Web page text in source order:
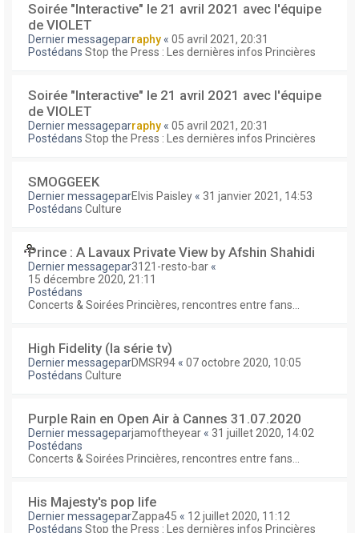
Soirée "Interactive" le 21 avril 2021 avec l'équipe
de VIOLET
Dernier messageparraphy « 05 avril 2021, 20:31
Postédans Stop the Press : Les dernières infos Princières
Soirée "Interactive" le 21 avril 2021 avec l'équipe
de VIOLET
Dernier messageparraphy « 05 avril 2021, 20:31
Postédans Stop the Press : Les dernières infos Princières
SMOGGEEK
Dernier messageparElvis Paisley « 31 janvier 2021, 14:53
Postédans Culture
Prince : A Lavaux Private View by Afshin Shahidi
Dernier messagepar3121-resto-bar «
15 décembre 2020, 21:11
Postédans
Concerts & Soirées Princières, rencontres entre fans...
High Fidelity (la série tv)
Dernier messageparDMSR94 « 07 octobre 2020, 10:05
Postédans Culture
Purple Rain en Open Air à Cannes 31.07.2020
Dernier messageparjamoftheyear « 31 juillet 2020, 14:02
Postédans
Concerts & Soirées Princières, rencontres entre fans...
His Majesty's pop life
Dernier messageparZappa45 « 12 juillet 2020, 11:12
Postédans Stop the Press : Les dernières infos Princières